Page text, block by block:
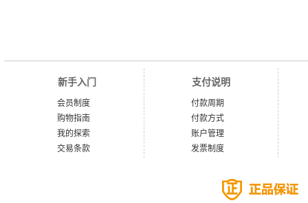
新手入门
会员制度
购物指南
我的探索
交易条款
支付说明
付款周期
付款方式
账户管理
发票制度